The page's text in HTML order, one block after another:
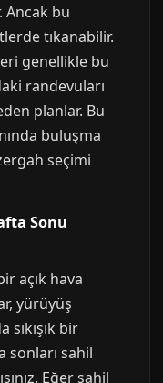
Ancak bu
tıkanabilir.
genellikle bu
randevuları
planlar. Bu
buluşma
seçimi
Sonu
açık hava
yürüyüş
bir
sonları sahil
Eğer sahil